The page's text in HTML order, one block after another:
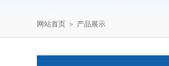
网站首页 ＞ 产品展示